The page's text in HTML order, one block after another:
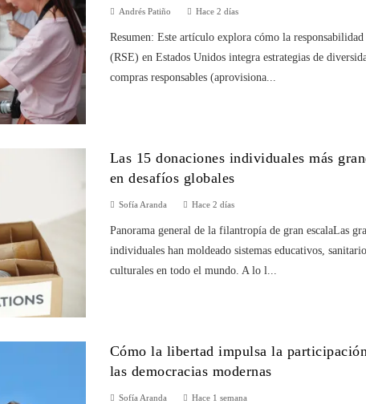
Andrés Patiño Hace 2 días
Resumen: Este artículo explora cómo la
(RSE) en Estados Unidos integra estrategias de
compras responsables (aprovisiona...
Las 15 donaciones individuales más
en desafíos globales
Sofía Aranda Hace 2 días
Panorama general de la filantropía de gran escalaLas
individuales han moldeado sistemas educativos,
culturales en todo el mundo. A lo l...
Cómo la libertad impulsa la
las democracias modernas
Sofía Aranda Hace 1 semana